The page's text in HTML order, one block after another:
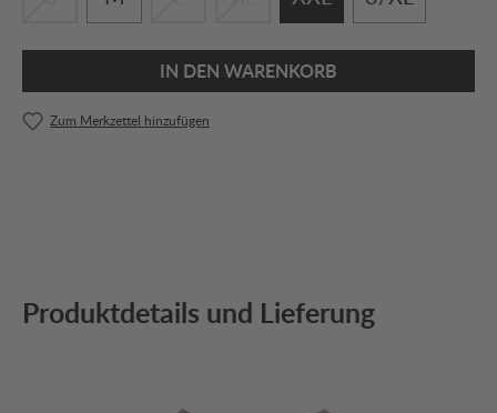
IN DEN WARENKORB
Zum Merkzettel hinzufügen
Produktdetails und Lieferung